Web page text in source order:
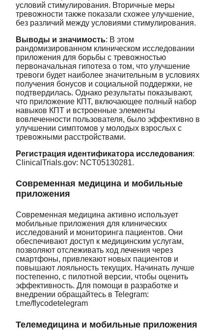
условий стимулирования. Вторичные меры
тревожности также показали схожее улучшение,
без различий между условиями стимулирования.
Выводы и значимость: В этом
рандомизированном клиническом исследовании
приложения для борьбы с тревожностью
первоначальная гипотеза о том, что улучшение
тревоги будет наиболее значительным в условиях
получения бонусов и социальной поддержки, не
подтвердилась. Однако результаты показывают,
что приложение КПТ, включающее полный набор
навыков КПТ и встроенные элементы
вовлеченности пользователя, было эффективно в
улучшении симптомов у молодых взрослых с
тревожными расстройствами.
Регистрация идентификатора исследования:
ClinicalTrials.gov: NCT05130281.
Современная медицина и мобильные
приложения
Современная медицина активно использует
мобильные приложения для клинических
исследований и мониторинга пациентов. Они
обеспечивают доступ к медицинским услугам,
позволяют отслеживать ход лечения через
смартфоны, привлекают новых пациентов и
повышают лояльность текущих. Начинать лучше
постепенно, с пилотной версии, чтобы оценить
эффективность. Для помощи в разработке и
внедрении обращайтесь в Telegram:
t.me/flycodetelegram
Телемедицина и мобильные приложения